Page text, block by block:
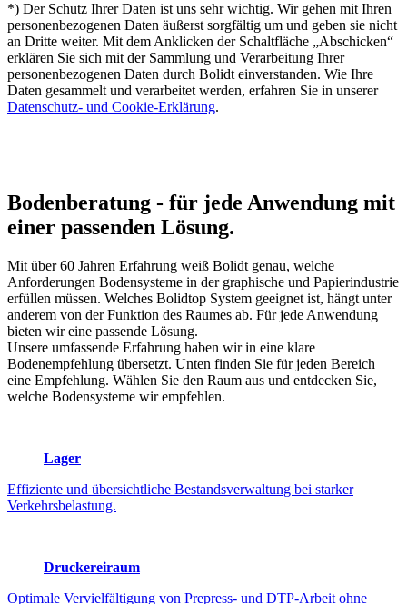
*) Der Schutz Ihrer Daten ist uns sehr wichtig. Wir gehen mit Ihren
personenbezogenen Daten äußerst sorgfältig um und geben sie nicht
an Dritte weiter. Mit dem Anklicken der Schaltfläche „Abschicken“
erklären Sie sich mit der Sammlung und Verarbeitung Ihrer
personenbezogenen Daten durch Bolidt einverstanden. Wie Ihre
Daten gesammelt und verarbeitet werden, erfahren Sie in unserer
Datenschutz- und Cookie-Erklärung.
Bodenberatung - für jede Anwendung mit
einer passenden Lösung.
Mit über 60 Jahren Erfahrung weiß Bolidt genau, welche
Anforderungen Bodensysteme in der graphische und Papierindustrie
erfüllen müssen. Welches Bolidtop System geeignet ist, hängt unter
anderem von der Funktion des Raumes ab. Für jede Anwendung
bieten wir eine passende Lösung.
Unsere umfassende Erfahrung haben wir in eine klare
Bodenempfehlung übersetzt. Unten finden Sie für jeden Bereich
eine Empfehlung. Wählen Sie den Raum aus und entdecken Sie,
welche Bodensysteme wir empfehlen.
Lager
Effiziente und übersichtliche Bestandsverwaltung bei starker
Verkehrsbelastung.
Druckereiraum
Optimale Vervielfältigung von Prepress- und DTP-Arbeit ohne